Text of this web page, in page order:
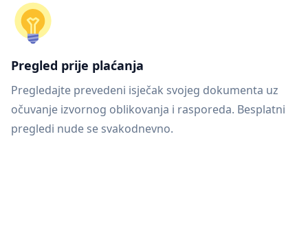
Pregled prije plaćanja
Pregledajte prevedeni isječak svojeg dokumenta uz
očuvanje izvornog oblikovanja i rasporeda. Besplatni
pregledi nude se svakodnevno.